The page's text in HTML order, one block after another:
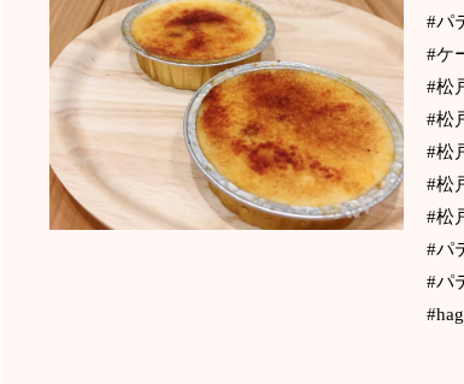
#パ
#ケ
#松
#松
#松
#松
#松
#パ
#パ